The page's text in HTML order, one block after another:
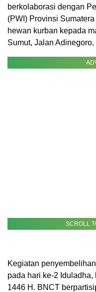
berkolaborasi dengan
(PWI) Provinsi
hewan kurban kepada
Sumut, Jalan Adinegoro,
SCROLL
Kegiatan
pada hari ke-2
1446 H. BNCT